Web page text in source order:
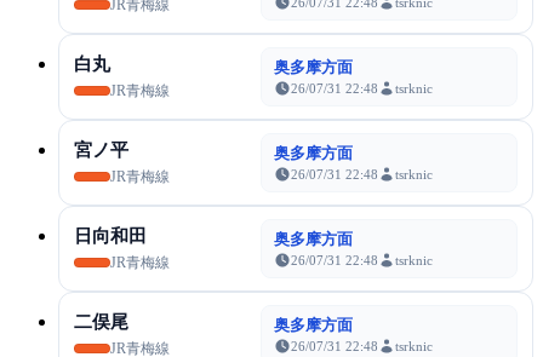
JR青梅線
白丸
JR青梅線
奥多摩方面
26/07/31 22:48 tsrknic
宮ノ平
JR青梅線
奥多摩方面
26/07/31 22:48 tsrknic
日向和田
JR青梅線
奥多摩方面
26/07/31 22:48 tsrknic
二俣尾
JR青梅線
奥多摩方面
26/07/31 22:48 tsrknic